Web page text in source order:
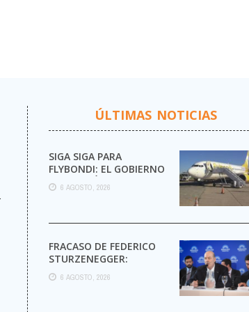
ÚLTIMAS NOTICIAS
SIGA SIGA PARA
FLYBONDI: EL GOBIERNO
AUTORIZÓ LA VENTA DE
MÁS PASAJES
6 AGOSTO, 2026
FRACASO DE FEDERICO
STURZENEGGER:
6 AGOSTO, 2026